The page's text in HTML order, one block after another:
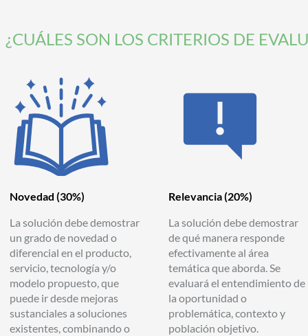
¿CUÁLES SON LOS CRITERIOS DE
Novedad (30%)
La solución debe demostrar
un grado de novedad o
diferencial en el producto,
servicio, tecnología y/o
modelo propuesto, que
puede ir desde mejoras
sustanciales a soluciones
existentes, combinando o
Relevancia(20%)
La solución debe demostrar
de qué manera responde
efectivamente al área
temática que aborda. Se
evaluará el entendimiento de
la oportunidad o
problemática, contexto y
población objetivo.